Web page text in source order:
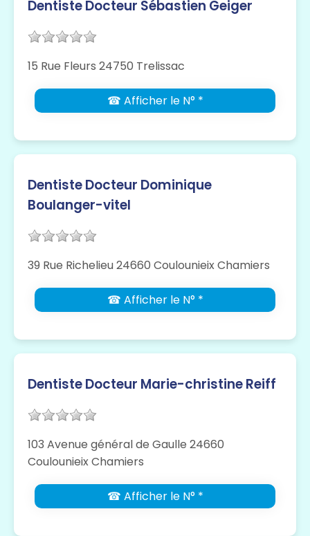
Dentiste Docteur Sébastien Geiger
15 Rue Fleurs 24750 Trelissac
☎ Afficher le N° *
Dentiste Docteur Dominique
Boulanger-vitel
39 Rue Richelieu 24660 Coulounieix Chamiers
☎ Afficher le N° *
Dentiste Docteur Marie-christine Reiff
103 Avenue général de Gaulle 24660
Coulounieix Chamiers
☎ Afficher le N° *